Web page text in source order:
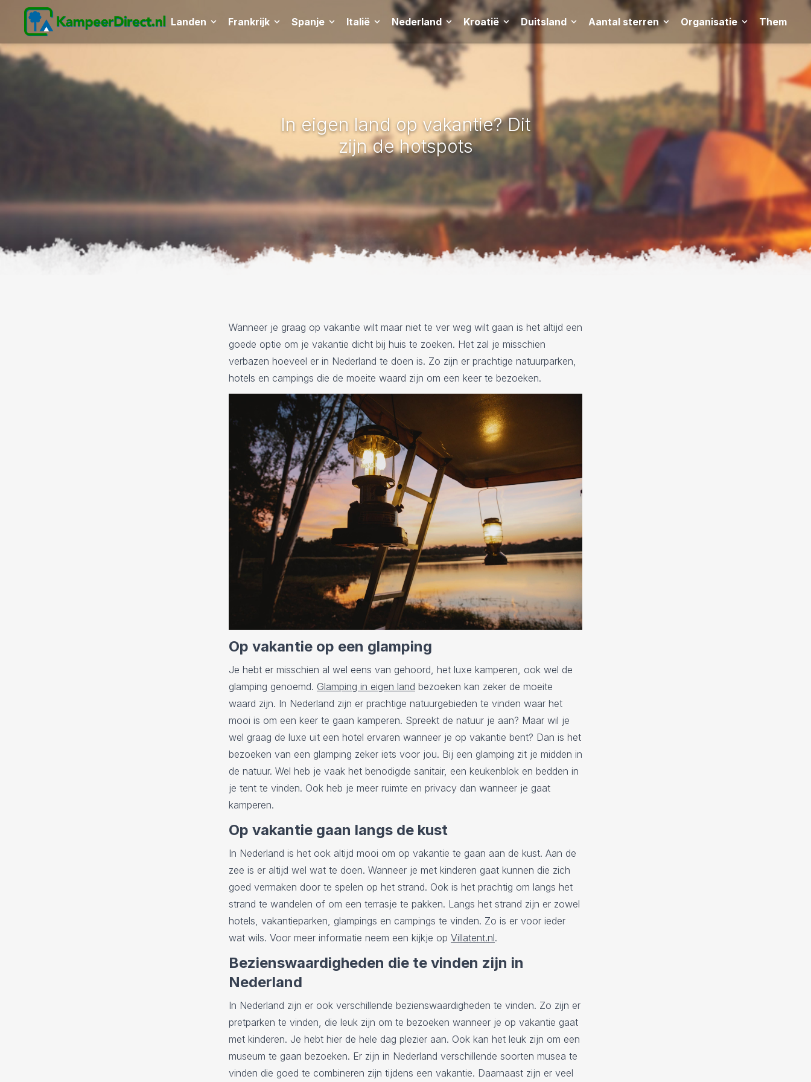
Landen Frankrijk Spanje Italië Nederland Kroatië Duitsland Aantal sterren Organisatie Thema
In eigen land op vakantie? Dit
zijn de hotspots
Wanneer je graag op vakantie wilt maar niet te ver weg wilt gaan is het altijd een
goede optie om je vakantie dicht bij huis te zoeken. Het zal je misschien
verbazen hoeveel er in Nederland te doen is. Zo zijn er prachtige natuurparken,
hotels en campings die de moeite waard zijn om een keer te bezoeken.
Op vakantie op een glamping
Je hebt er misschien al wel eens van gehoord, het luxe kamperen, ook wel de
glamping genoemd. Glamping in eigen land bezoeken kan zeker de moeite
waard zijn. In Nederland zijn er prachtige natuurgebieden te vinden waar het
mooi is om een keer te gaan kamperen. Spreekt de natuur je aan? Maar wil je
wel graag de luxe uit een hotel ervaren wanneer je op vakantie bent? Dan is het
bezoeken van een glamping zeker iets voor jou. Bij een glamping zit je midden in
de natuur. Wel heb je vaak het benodigde sanitair, een keukenblok en bedden in
je tent te vinden. Ook heb je meer ruimte en privacy dan wanneer je gaat
kamperen.
Op vakantie gaan langs de kust
In Nederland is het ook altijd mooi om op vakantie te gaan aan de kust. Aan de
zee is er altijd wel wat te doen. Wanneer je met kinderen gaat kunnen die zich
goed vermaken door te spelen op het strand. Ook is het prachtig om langs het
strand te wandelen of om een terrasje te pakken. Langs het strand zijn er zowel
hotels, vakantieparken, glampings en campings te vinden. Zo is er voor ieder
wat wils. Voor meer informatie neem een kijkje op Villatent.nl.
Bezienswaardigheden die te vinden zijn in
Nederland
In Nederland zijn er ook verschillende bezienswaardigheden te vinden. Zo zijn er
pretparken te vinden, die leuk zijn om te bezoeken wanneer je op vakantie gaat
met kinderen. Je hebt hier de hele dag plezier aan. Ook kan het leuk zijn om een
museum te gaan bezoeken. Er zijn in Nederland verschillende soorten musea te
vinden die goed te combineren zijn tijdens een vakantie. Daarnaast zijn er veel